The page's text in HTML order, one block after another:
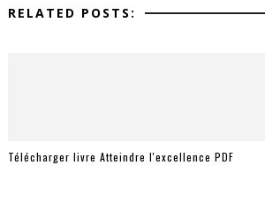
RELATED POSTS:
Télécharger livre Atteindre l'excellence PDF